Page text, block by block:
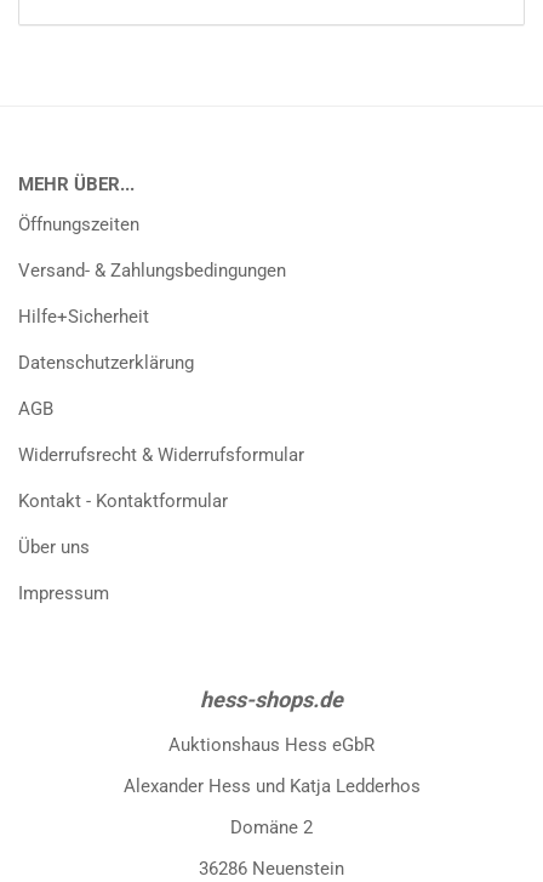
MEHR ÜBER...
Öffnungszeiten
Versand- & Zahlungsbedingungen
Hilfe+Sicherheit
Datenschutzerklärung
AGB
Widerrufsrecht & Widerrufsformular
Kontakt - Kontaktformular
Über uns
Impressum
hess-shops.de
Auktionshaus Hess eGbR
Alexander Hess und Katja Ledderhos
Domäne 2
36286 Neuenstein